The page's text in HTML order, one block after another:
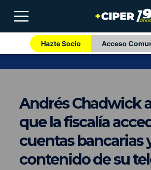
Hazte Socio Acceso
Andrés Chadwick
que la fiscalía
cuentas bancarias
contenido de su